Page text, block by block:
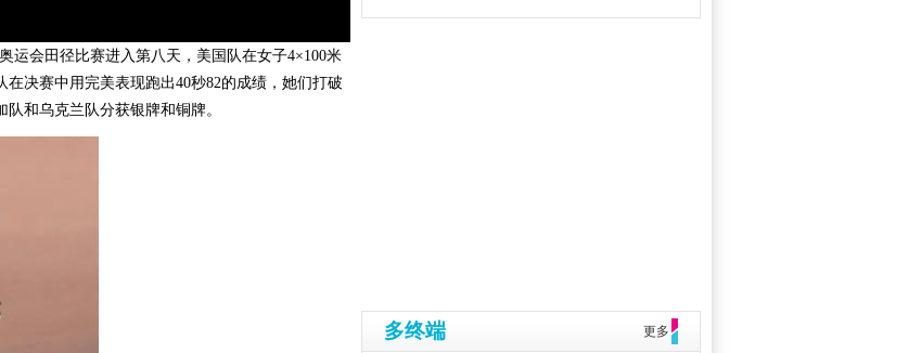
运会田径比赛进入第八天，美国队在女子4×100米
决赛中用完美表现跑出40秒82的成绩，她们打破
和乌克兰队分获银牌和铜牌。
多终端 更多